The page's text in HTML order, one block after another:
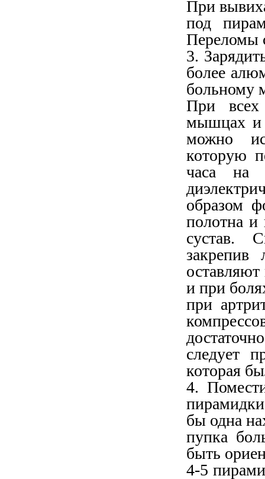
При
под
Переломы
3.
более
больному
При
мышцах и
можно
которую
часа на
образом
полотна и
сустав.
и при
при
следует
которая
4.
бы одна
пупка
быть
4-5